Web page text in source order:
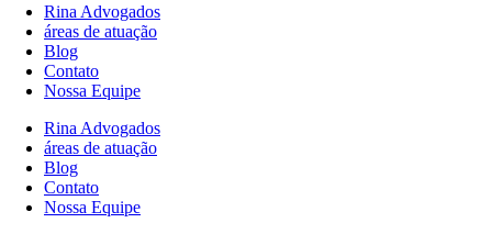
Rina Advogados
áreas de atuação
Blog
Contato
Nossa Equipe
Rina Advogados
áreas de atuação
Blog
Contato
Nossa Equipe